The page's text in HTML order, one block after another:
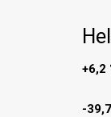
+6,2
-